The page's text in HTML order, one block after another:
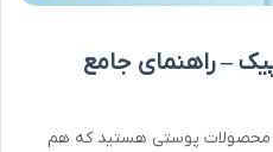
– راهنمای جامع
محصولات پوستی هستید که هم